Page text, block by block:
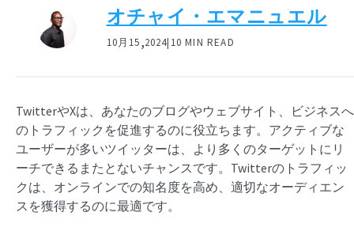
オチャイ・エマニュエル
10月15,2024| 10 MIN READ
TwitterやXは、あなたのブログやウェブサイト、ビジネスへ
のトラフィックを促進するのに役立ちます。アクティブな
ユーザーが多いツイッターは、より多くのターゲットにリ
ーチできるまたとないチャンスです。Twitterのトラフィッ
クは、オンラインでの知名度を高め、適切なオーディエン
スを獲得するのに最適です。